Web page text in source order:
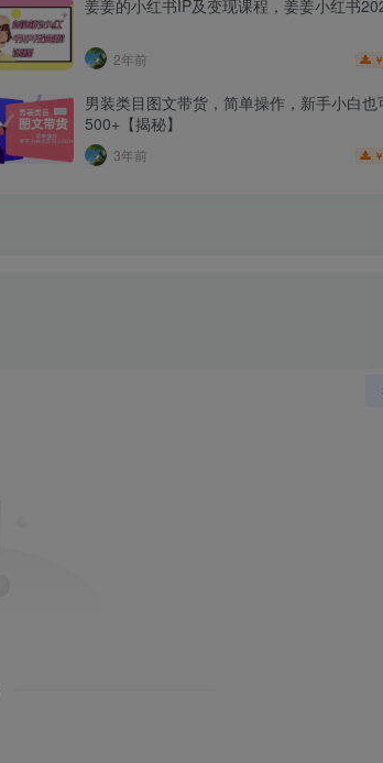
姜姜的小红书IP及变现课程，姜姜小红书
2年前 ￥
男装类目图文带货，简单操作，新手小白也
500+【揭秘】
3年前 ￥